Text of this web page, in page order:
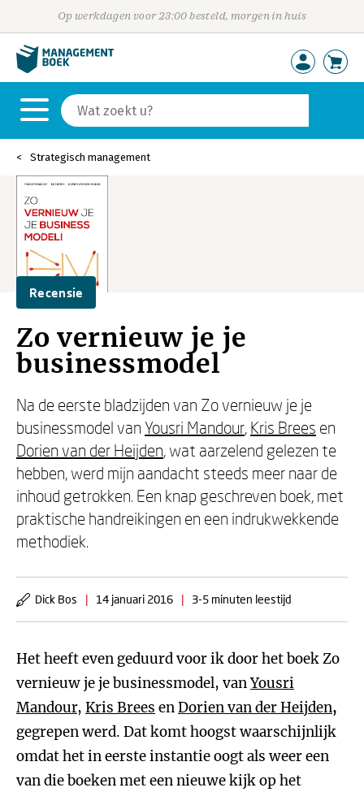
Op werkdagen voor 23:00 besteld, morgen in huis
Strategisch management
Recensie
Zo vernieuw je je
businessmodel
Na de eerste bladzijden van Zo vernieuw je je
businessmodel van Yousri Mandour, Kris Brees en
Dorien van der Heijden, wat aarzelend gelezen te
hebben, werd mijn aandacht steeds meer naar de
inhoud getrokken. Een knap geschreven boek, met
praktische handreikingen en een indrukwekkende
methodiek.
Dick Bos | 14 januari 2016 | 3-5 minuten leestijd
Het heeft even geduurd voor ik door het boek Zo
vernieuw je je businessmodel, vanYousri
Mandour, Kris Brees enDorien van der Heijden,
gegrepen werd. Dat komt hoogst waarschijnlijk
omdat het in eerste instantie oogt als weer een
van die boeken met een nieuwe kijk op het